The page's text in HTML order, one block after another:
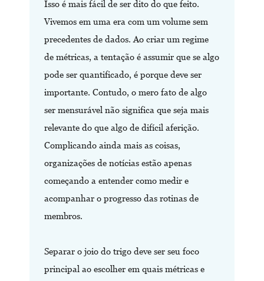
Isso é mais fácil de ser dito do que feito.
Vivemos em uma era com um volume sem
precedentes de dados. Ao criar um regime
de métricas, a tentação é assumir que se algo
pode ser quantificado, é porque deve ser
importante. Contudo, o mero fato de algo
ser mensurável não significa que seja mais
relevante do que algo de difícil aferição.
Complicando ainda mais as coisas,
organizações de notícias estão apenas
começando a entender como medir e
acompanhar o progresso das rotinas de
membros.
Separar o joio do trigo deve ser seu foco
principal ao escolher em quais métricas e